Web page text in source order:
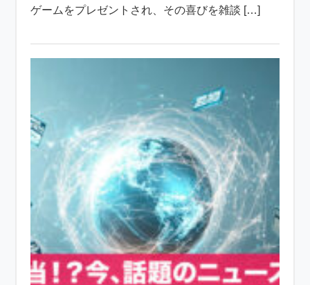
ゲームをプレゼントされ、その喜びを雑談 […]